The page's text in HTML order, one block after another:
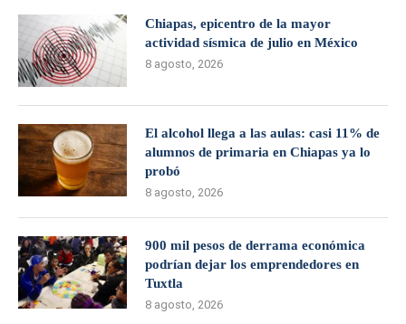
Chiapas, epicentro de la mayor
actividad sísmica de julio en México
8 agosto, 2026
El alcohol llega a las aulas: casi 11% de
alumnos de primaria en Chiapas ya lo
probó
8 agosto, 2026
900 mil pesos de derrama económica
podrían dejar los emprendedores en
Tuxtla
8 agosto, 2026